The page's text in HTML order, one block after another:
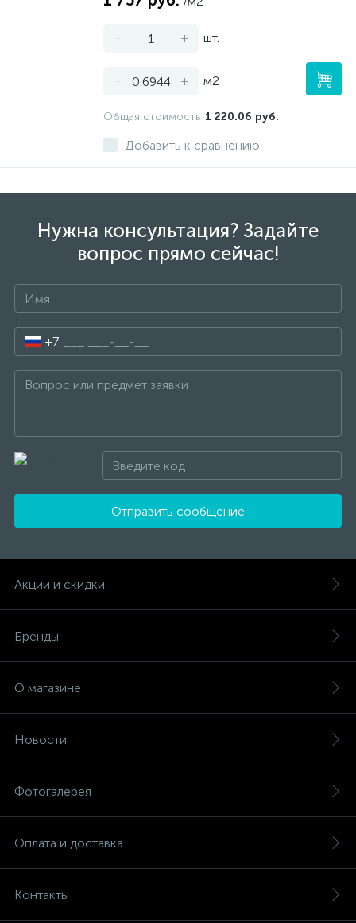
- + шт.
- + м2
Общая стоимость 1 220.06 руб.
Добавить к сравнению
Нужна консультация? Задайте
вопрос прямо сейчас!
+7
Отправить сообщение
Акции и скидки
Бренды
О магазине
Новости
Фотогалерея
Оплата и доставка
Контакты